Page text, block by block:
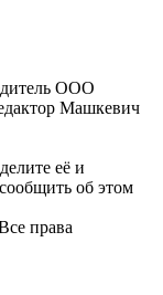
ООО
Машкевич
её и
об этом
права